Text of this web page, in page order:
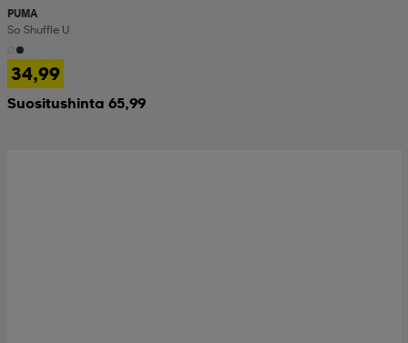
PUMA
So Shuffle U
34,99
Suositushinta 65,99